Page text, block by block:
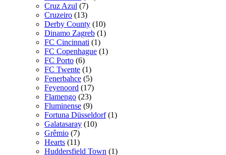
Cruz Azul (7)
Cruzeiro (13)
Derby County (10)
Dinamo Zagreb (1)
FC Cincinnati (1)
FC Copenhague (1)
FC Porto (6)
FC Twente (1)
Fenerbahce (5)
Feyenoord (17)
Flamengo (23)
Fluminense (9)
Fortuna Düsseldorf (1)
Galatasaray (10)
Grêmio (7)
Hearts (11)
Huddersfield Town (1)